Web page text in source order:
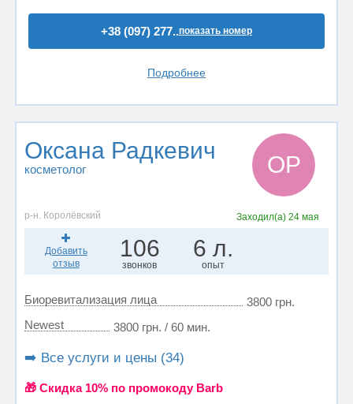
+38 (097) 277..показать номер
Подробнее
Оксана Радкевич
косметолог ОР
р-н. Королёвский Заходил(а)24 мая
Добавить
отзыв
106
звонков
6 л.
опыт
Биоревитализация лица
3800 грн.
Newest
3800 грн. / 60 мин.
➡️ Все услуги и цены (34)
🎁 Cкидка 10% по промокоду Barb